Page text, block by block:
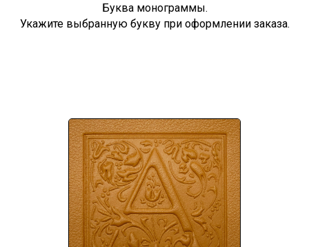
Буква монограммы.
Укажите выбранную букву при оформлении заказа.